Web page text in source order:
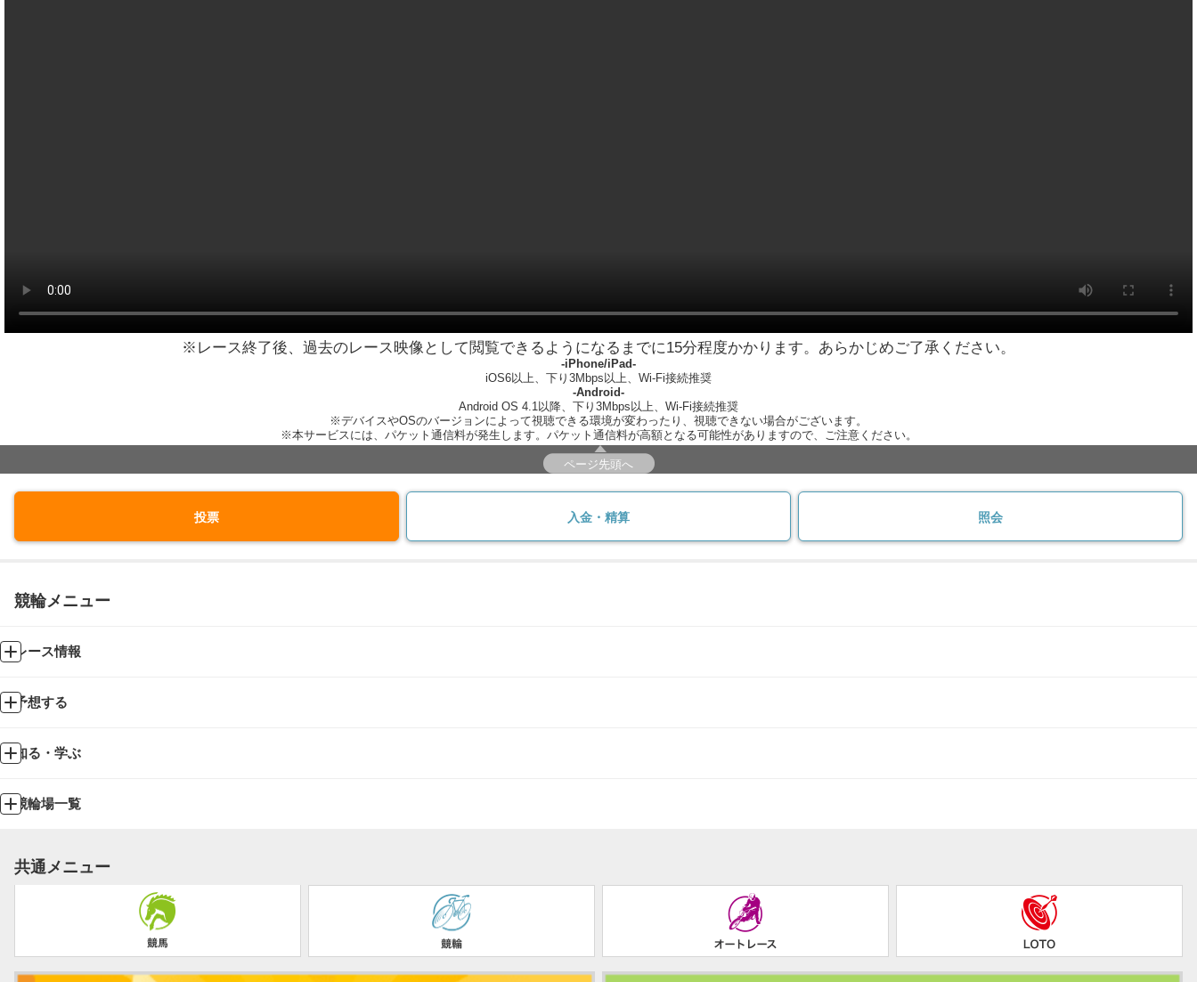
※レース終了後、過去のレース映像として閲覧できるようになるまでに15分程度かかります。あらかじめご了承ください。
-iPhone/iPad-
iOS6以上、下り3Mbps以上、Wi-Fi接続推奨
-Android-
Android OS 4.1以降、下り3Mbps以上、Wi-Fi接続推奨
※デバイスやOSのバージョンによって視聴できる環境が変わったり、視聴できない場合がございます。
※本サービスには、パケット通信料が発生します。パケット通信料が高額となる可能性がありますので、ご注意ください。
ページ先頭へ
投票 入金・精算 照会
競輪メニュー
レース情報
予想する
知る・学ぶ
競輪場一覧
共通メニュー